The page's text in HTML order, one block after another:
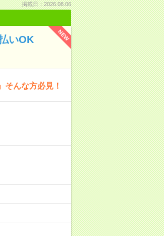
掲載日：2026.08.06
NEW
いOK
そんな方必見！